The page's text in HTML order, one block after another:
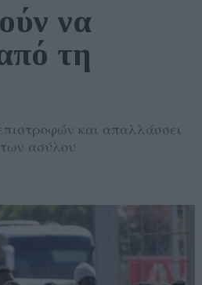
να
τη
και απαλλάσσει
ασύλου